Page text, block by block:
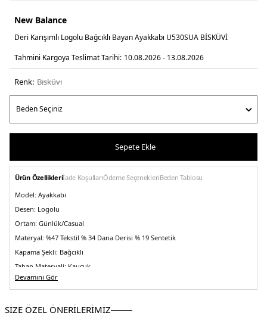
New Balance
Deri Karışımlı Logolu Bağcıklı Bayan Ayakkabı U530SUA BİSKÜVİ
Tahmini Kargoya Teslimat Tarihi: 10.08.2026 - 13.08.2026
Renk: bi̇sküvi̇
Sepete Ekle
Ürün Özellikleriİade KoşullarıÖdeme SeçenekleriBeden Tablosu
Model: Ayakkabı
Desen: Logolu
Ortam: Günlük/Casual
Materyal: %47 Tekstil % 34 Dana Derisi % 19 Sentetik
Kapama Şekli: Bağcıklı
Taban Materyali: Kauçuk
Burun Tipi:Yuvarlak Burun
Topuk Tipi:Düz
Devamını Gör
SİZE ÖZEL ÖNERİLERİMİZ